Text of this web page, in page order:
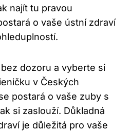
najít tu pravou
o vaše ústní zdraví
dozoru a vyberte si
v Českých
postará o vaše zuby s
si zaslouží. Důkladná
je důležitá pro vaše